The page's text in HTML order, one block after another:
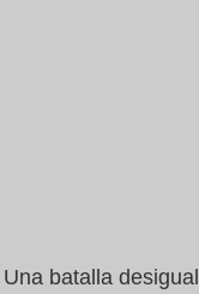
Una batalla desigual